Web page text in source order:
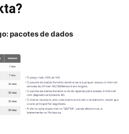
pacotes de dados